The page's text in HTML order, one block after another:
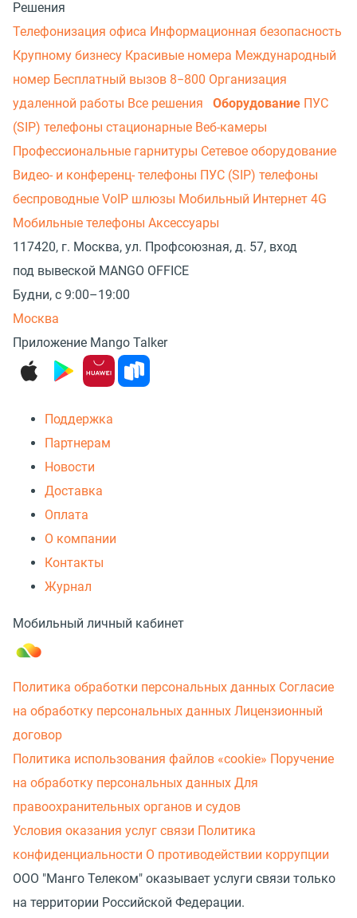
Решения
Телефонизация офиса Информационная безопасность
Крупному бизнесу Красивые номера Международный
номер Бесплатный вызов 8−800 Организация
удаленной работы Все решения Оборудование ПУС
(SIP) телефоны стационарные Веб-камеры
Профессиональные гарнитуры Сетевое оборудование
Видео- и конференц- телефоны ПУС (SIP) телефоны
беспроводные VoIP шлюзы Мобильный Интернет 4G
Мобильные телефоны Аксессуары
117420, г. Москва, ул. Профсоюзная, д. 57, вход
под вывеской MANGO OFFICE
Будни, с 9:00–19:00
Москва
Приложение Mango Talker
Поддержка
Партнерам
Новости
Доставка
Оплата
О компании
Контакты
Журнал
Мобильный личный кабинет
Политика обработки персональных данных Согласие
на обработку персональных данных Лицензионный
договор
Политика использования файлов «cookie» Поручение
на обработку персональных данных Для
правоохранительных органов и судов
Условия оказания услуг связи Политика
конфиденциальности О противодействии коррупции
ООО "Манго Телеком" оказывает услуги связи только
на территории Российской Федерации.